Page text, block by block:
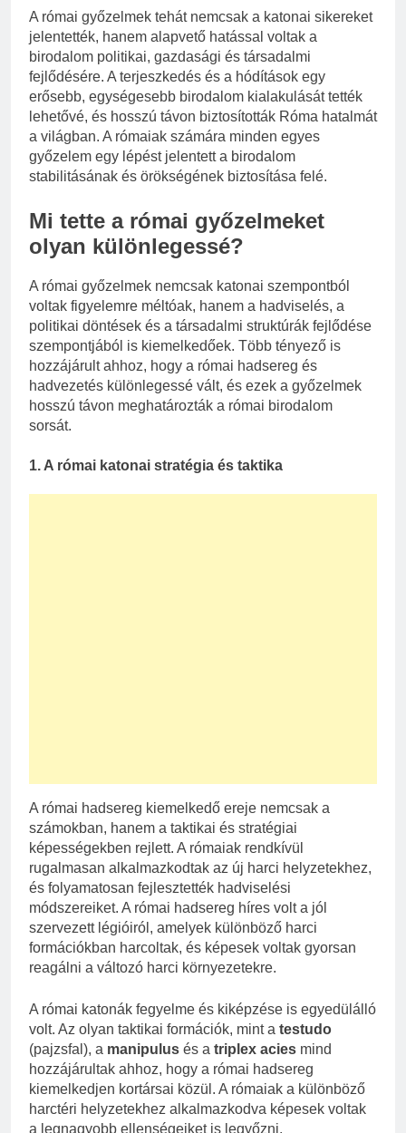
A római győzelmek tehát nemcsak a katonai sikereket
jelentették, hanem alapvető hatással voltak a
birodalom politikai, gazdasági és társadalmi
fejlődésére. A terjeszkedés és a hódítások egy
erősebb, egységesebb birodalom kialakulását tették
lehetővé, és hosszú távon biztosították Róma hatalmát
a világban. A rómaiak számára minden egyes
győzelem egy lépést jelentett a birodalom
stabilitásának és örökségének biztosítása felé.
Mi tette a római győzelmeket
olyan különlegessé?
A római győzelmek nemcsak katonai szempontból
voltak figyelemre méltóak, hanem a hadviselés, a
politikai döntések és a társadalmi struktúrák fejlődése
szempontjából is kiemelkedőek. Több tényező is
hozzájárult ahhoz, hogy a római hadsereg és
hadvezetés különlegessé vált, és ezek a győzelmek
hosszú távon meghatározták a római birodalom
sorsát.
1. A római katonai stratégia és taktika
A római hadsereg kiemelkedő ereje nemcsak a
számokban, hanem a taktikai és stratégiai
képességekben rejlett. A rómaiak rendkívül
rugalmasan alkalmazkodtak az új harci helyzetekhez,
és folyamatosan fejlesztették hadviselési
módszereiket. A római hadsereg híres volt a jól
szervezett légióiról, amelyek különböző harci
formációkban harcoltak, és képesek voltak gyorsan
reagálni a változó harci környezetekre.
A római katonák fegyelme és kiképzése is egyedülálló
volt. Az olyan taktikai formációk, mint a testudo
(pajzsfal), a manipulus és a triplex acies mind
hozzájárultak ahhoz, hogy a római hadsereg
kiemelkedjen kortársai közül. A rómaiak a különböző
harctéri helyzetekhez alkalmazkodva képesek voltak
a legnagyobb ellenségeiket is legyőzni.